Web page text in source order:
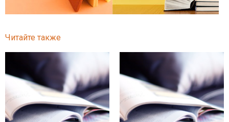
Читайте также